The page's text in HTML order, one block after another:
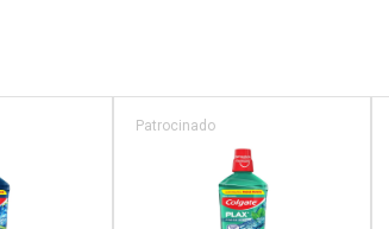
Patrocinado